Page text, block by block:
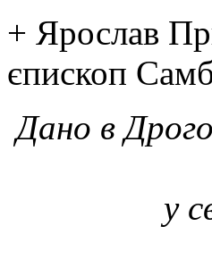
+ Ярослав
єпископ
Дано в
у